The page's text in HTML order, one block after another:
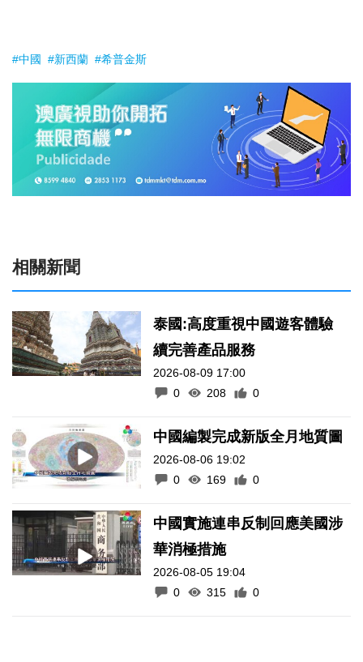
#中國 #新西蘭 #希普金斯
相關新聞
泰國:高度重視中國遊客體驗
續完善產品服務
2026-08-09 17:00
0
208 0
中國編製完成新版全月地質圖
2026-08-06 19:02
0
169 0
中國實施連串反制回應美國涉
華消極措施
2026-08-05 19:04
0
315 0